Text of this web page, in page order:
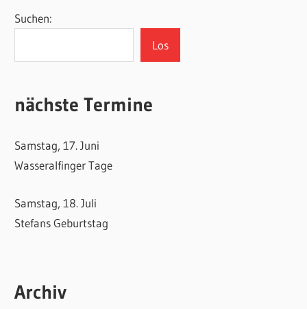
Beiträge
Suchen:
Los
nächste Termine
Samstag, 17. Juni
Wasseralfinger Tage
Samstag, 18. Juli
Stefans Geburtstag
Archiv